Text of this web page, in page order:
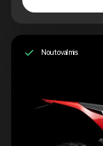
Noutovalmis